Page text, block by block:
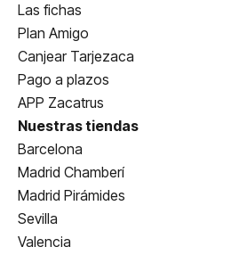
Las fichas
Plan Amigo
Canjear Tarjezaca
Pago a plazos
APP Zacatrus
Nuestras tiendas
Barcelona
Madrid Chamberí
Madrid Pirámides
Sevilla
Valencia